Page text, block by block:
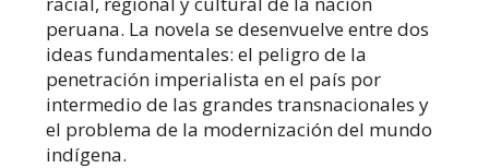
peruana. La novela se desenvuelve entre dos
ideas fundamentales: el peligro de la
penetración imperialista en el país por
intermedio de las grandes transnacionales y
el problema de la modernización del mundo
indígena.